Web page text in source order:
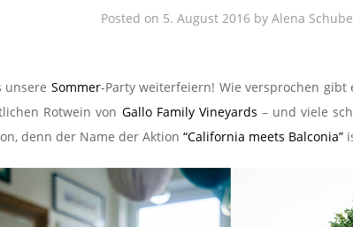
Posted on 5. August 2016 by Alena
unsere Sommer-Party weiterfeiern! Wie versprochen gibt
Rotwein von Gallo Family Vineyards – und viele
denn der Name der Aktion “California meets Balconia”